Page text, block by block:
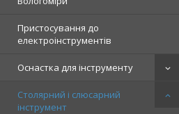
Пристосування до
електроінструментів
Оснастка для інструменту
Столярний і слюсарний
інструмент